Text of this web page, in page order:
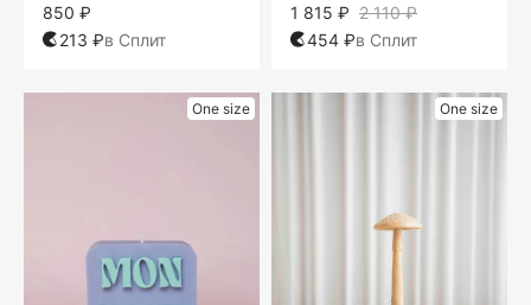
850 ₽
213 ₽в Сплит
2 110 ₽
1 815 ₽
454 ₽в Сплит
One size One size